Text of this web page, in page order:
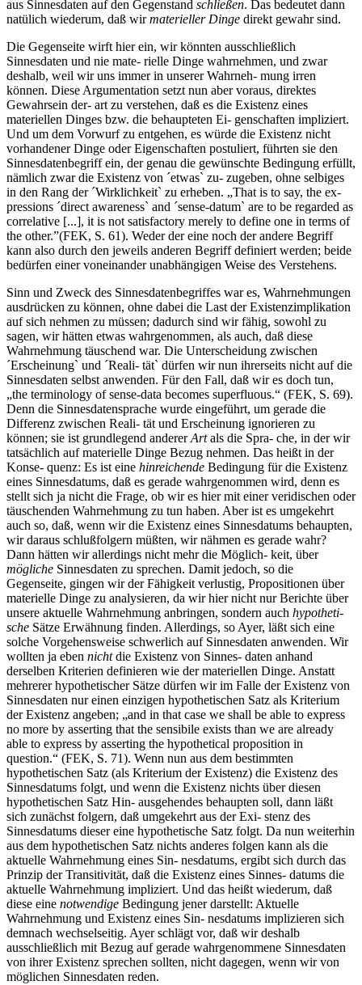
aus Sinnesdaten auf den Gegenstand schließen. Das bedeutet dann
natülich wiederum, daß wirmaterieller Dinge direkt gewahr sind.
Die Gegenseite wirft hier ein, wir könnten ausschließlich
Sinnesdaten und nie mate- rielle Dinge wahrnehmen, und zwar
deshalb, weil wir uns immer in unserer Wahrneh- mung irren
können. Diese Argumentation setzt nun aber voraus, direktes
Gewahrsein der- art zu verstehen, daß es die Existenz eines
materiellen Dinges bzw. die behaupteten Ei- genschaften impliziert.
Und um dem Vorwurf zu entgehen, es würde die Existenz nicht
vorhandener Dinge oder Eigenschaften postuliert, führten sie den
Sinnesdatenbegriff ein, der genau die gewünschte Bedingung erfüllt,
nämlich zwar die Existenz von ´etwas` zu- zugeben, ohne selbiges
in den Rang der ´Wirklichkeit` zu erheben. „That is to say, the ex-
pressions ´direct awareness` and ´sense-datum` are to be regarded as
correlative [...], it is not satisfactory merely to define one in terms of
the other.”(FEK, S. 61). Weder der eine noch der andere Begriff
kann also durch den jeweils anderen Begriff definiert werden; beide
bedürfen einer voneinander unabhängigen Weise des Verstehens.
Sinn und Zweck des Sinnesdatenbegriffes war es, Wahrnehmungen
ausdrücken zu können, ohne dabei die Last der Existenzimplikation
auf sich nehmen zu müssen; dadurch sind wir fähig, sowohl zu
sagen, wir hätten etwas wahrgenommen, als auch, daß diese
Wahrnehmung täuschend war. Die Unterscheidung zwischen
´Erscheinung` und ´Reali- tät` dürfen wir nun ihrerseits nicht auf die
Sinnesdaten selbst anwenden. Für den Fall, daß wir es doch tun,
„the terminology of sense-data becomes superfluous.“ (FEK, S. 69).
Denn die Sinnesdatensprache wurde eingeführt, um gerade die
Differenz zwischen Reali- tät und Erscheinung ignorieren zu
können; sie ist grundlegend andererArtals die Spra- che, in der wir
tatsächlich auf materielle Dinge Bezug nehmen. Das heißt in der
Konse- quenz: Es ist eine hinreichende Bedingung für die Existenz
eines Sinnesdatums, daß es gerade wahrgenommen wird, denn es
stellt sich ja nicht die Frage, ob wir es hier mit einer veridischen oder
täuschenden Wahrnehmung zu tun haben. Aber ist es umgekehrt
auch so, daß, wenn wir die Existenz eines Sinnesdatums behaupten,
wir daraus schlußfolgern müßten, wir nähmen es gerade wahr?
Dann hätten wir allerdings nicht mehr die Möglich- keit, über
mögliche Sinnesdaten zu sprechen. Damit jedoch, so die
Gegenseite, gingen wir der Fähigkeit verlustig, Propositionen über
materielle Dinge zu analysieren, da wir hier nicht nur Berichte über
unsere aktuelle Wahrnehmung anbringen, sondern auch hypotheti-
sche Sätze Erwähnung finden. Allerdings, so Ayer, läßt sich eine
solche Vorgehensweise schwerlich auf Sinnesdaten anwenden. Wir
wollten ja eben nichtdie Existenz von Sinnes- daten anhand
derselben Kriterien definieren wie der materiellen Dinge. Anstatt
mehrerer hypothetischer Sätze dürfen wir im Falle der Existenz von
Sinnesdaten nur einen einzigen hypothetischen Satz als Kriterium
der Existenz angeben; „and in that case we shall be able to express
no more by asserting that the sensibile exists than we are already
able to express by asserting the hypothetical proposition in
question.“ (FEK, S. 71). Wenn nun aus dem bestimmten
hypothetischen Satz (als Kriterium der Existenz) die Existenz des
Sinnesdatums folgt, und wenn die Existenz nichts über diesen
hypothetischen Satz Hin- ausgehendes behaupten soll, dann läßt
sich zunächst folgern, daß umgekehrt aus der Exi- stenz des
Sinnesdatums dieser eine hypothetische Satz folgt. Da nun weiterhin
aus dem hypothetischen Satz nichts anderes folgen kann als die
aktuelle Wahrnehmung eines Sin- nesdatums, ergibt sich durch das
Prinzip der Transitivität, daß die Existenz eines Sinnes- datums die
aktuelle Wahrnehmung impliziert. Und das heißt wiederum, daß
diese eine notwendige Bedingung jener darstellt: Aktuelle
Wahrnehmung und Existenz eines Sin- nesdatums implizieren sich
demnach wechselseitig. Ayer schlägt vor, daß wir deshalb
ausschließlich mit Bezug auf gerade wahrgenommene Sinnesdaten
von ihrer Existenz sprechen sollten, nicht dagegen, wenn wir von
möglichen Sinnesdaten reden.